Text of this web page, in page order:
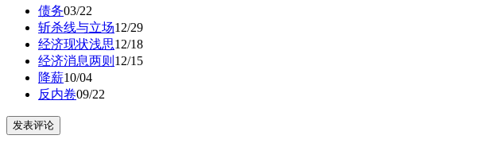
债务03/22
斩杀线与立场12/29
经济现状浅思12/18
经济消息两则 12/15
降薪10/04
反内卷09/22
发表评论